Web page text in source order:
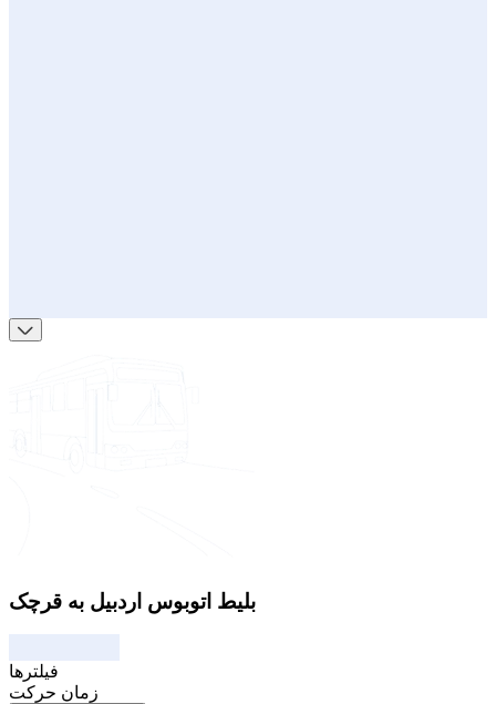
بلیط اتوبوس اردبیل به قرچک
فیلترها
زمان حرکت